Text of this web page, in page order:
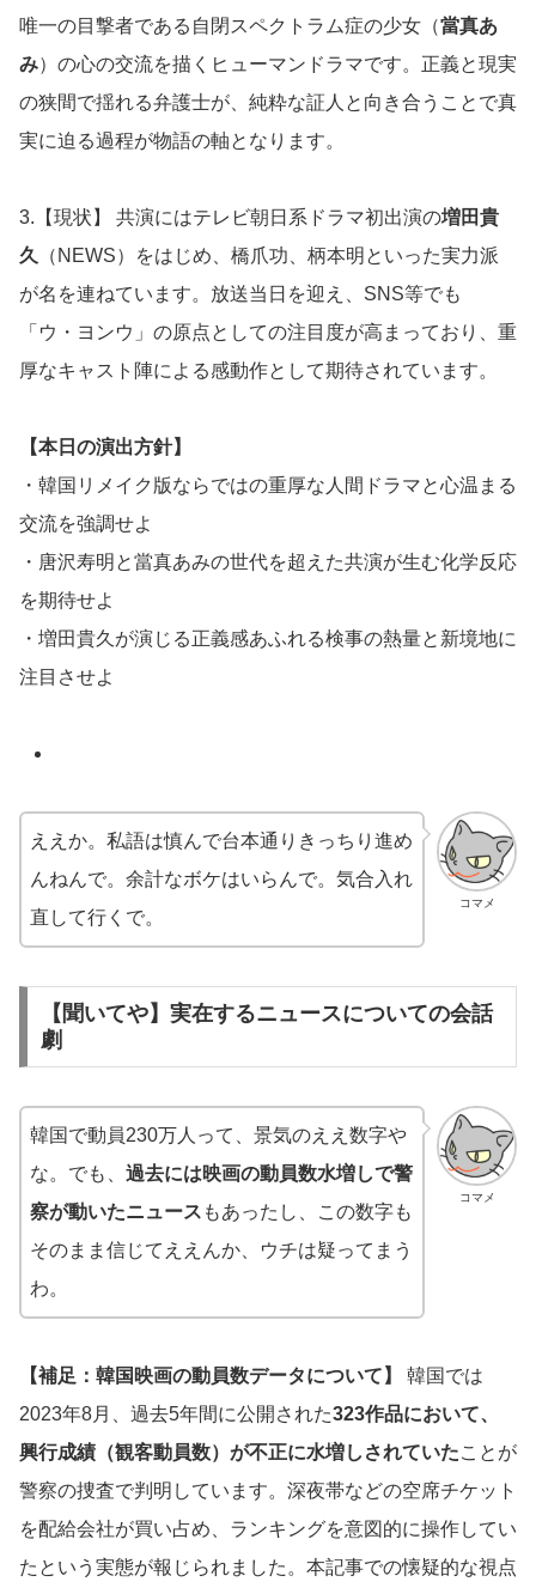
唯一の目撃者である自閉スペクトラム症の少女（當真あ
み）の心の交流を描くヒューマンドラマです。正義と現実
の狭間で揺れる弁護士が、純粋な証人と向き合うことで真
実に迫る過程が物語の軸となります。
3.【現状】 共演にはテレビ朝日系ドラマ初出演の増田貴
久
（NEWS）をはじめ、橋爪功、柄本明といった実力派
が名を連ねています。放送当日を迎え、SNS等でも
「ウ・ヨンウ」の原点としての注目度が高まっており、重
厚なキャスト陣による感動作として期待されています。
【本日の演出方針】
・韓国リメイク版ならではの重厚な人間ドラマと心温まる
交流を強調せよ
・唐沢寿明と當真あみの世代を超えた共演が生む化学反応
を期待せよ
・増田貴久が演じる正義感あふれる検事の熱量と新境地に
注目させよ
コマメ
ええか。私語は慎んで台本通りきっちり進め
んねんで。余計なボケはいらんで。気合入れ
直して行くで。
【聞いてや】実在するニュースについての会話
劇
コマメ
韓国で動員230万人って、景気のええ数字や
な。でも、 過去には映画の動員数水増しで警
察が動いたニュース もあったし、この数字も
そのまま信じてええんか、ウチは疑ってまう
わ。
【補足：韓国映画の動員数データについて】
韓国では
2023年8月、過去5年間に公開された323作品において、
興行成績（観客動員数）が不正に水増しされていたことが
警察の捜査で判明しています。深夜帯などの空席チケット
を配給会社が買い占め、ランキングを意図的に操作してい
たという実態が報じられました。本記事での懐疑的な視点